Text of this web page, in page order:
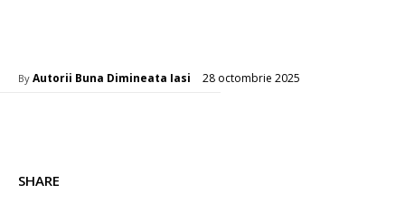
By Autorii Buna Dimineata Iasi 28 octombrie 2025
SHARE